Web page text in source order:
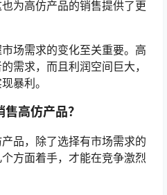
为高仿产品的销售提供了更
场需求的变化至关重要。高
需求，而且利润空间巨大，
暴利。
高仿产品？
品，除了选择有市场需求的
方面着手，才能在竞争激烈